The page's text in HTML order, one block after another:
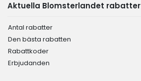
Aktuella Blomsterlandet rabatter
Antal rabatter
Den bästa rabatten
Rabattkoder
Erbjudanden